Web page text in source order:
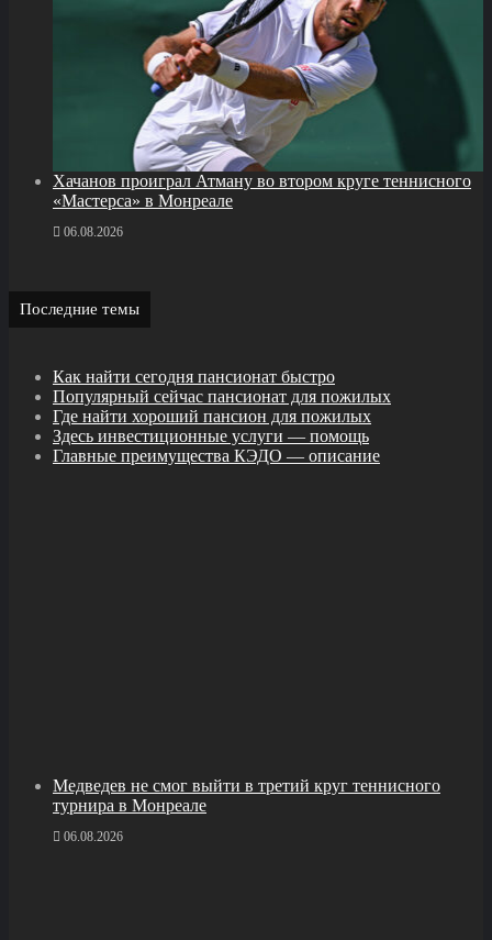
Хачанов проиграл Атману во втором круге теннисного
«Мастерса» в Монреале
06.08.2026
Последние темы
Как найти сегодня пансионат быстро
Популярный сейчас пансионат для пожилых
Где найти хороший пансион для пожилых
Здесь инвестиционные услуги — помощь
Главные преимущества КЭДО — описание
Медведев не смог выйти в третий круг теннисного
турнира в Монреале
06.08.2026